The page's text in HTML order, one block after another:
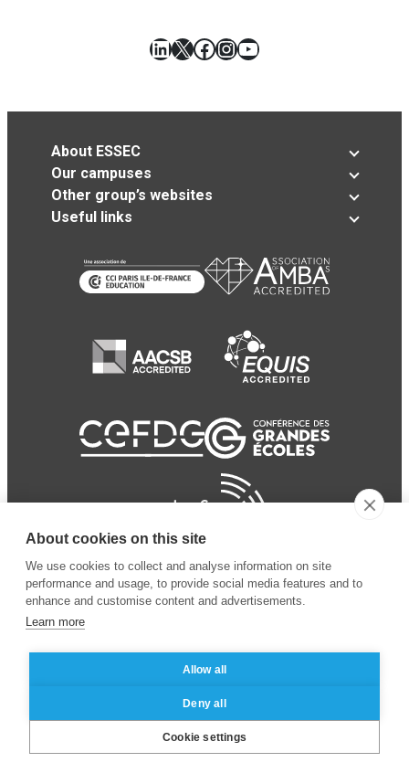
LinkedIn
X Facebook
Instagram
YouTube
About ESSEC
Our campuses
Other group’s websites
Useful links
© 2024 ESSEC Business
School
Legal notice
privacy policy
About cookies on this site
We use cookies to collect and analyse information on site
performance and usage, to provide social media features and to
enhance and customise content and advertisements.
Learn more
Allow all
Deny all
Cookie settings